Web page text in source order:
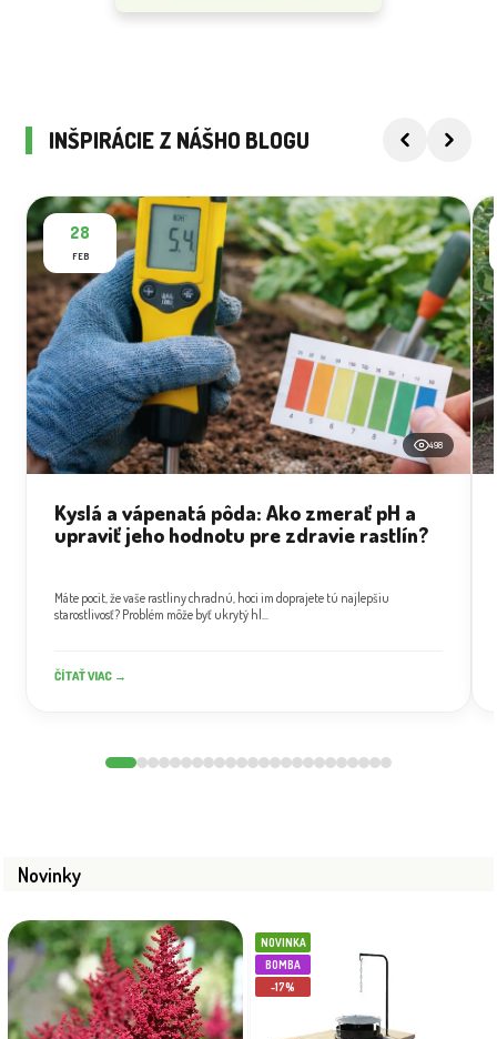
INŠPIRÁCIE Z NÁŠHO BLOGU
28
FEB
498
Kyslá a vápenatá pôda: Ako zmerať pH a
upraviť jeho hodnotu pre zdravie rastlín?
Máte pocit, že vaše rastliny chradnú, hoci im doprajete tú najlepšiu
starostlivosť? Problém môže byť ukrytý hl...
ČÍTAŤ VIAC →
Novinky
NOVINKA
BOMBA
-17%